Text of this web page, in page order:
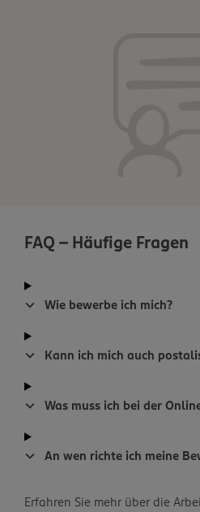
FAQ - Häufige Fragen
Wie bewerbe ich mich?
Kann ich mich auch
Was muss ich bei der
An wen richte ich meine
Erfahren Sie mehr über die